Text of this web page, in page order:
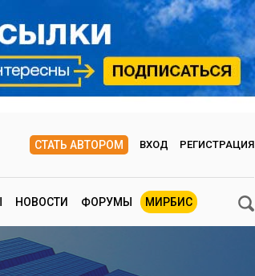
СТАТЬ АВТОРОМ ВХОД РЕГИСТРАЦИЯ
НОВОСТИ ФОРУМЫ МИРБИС